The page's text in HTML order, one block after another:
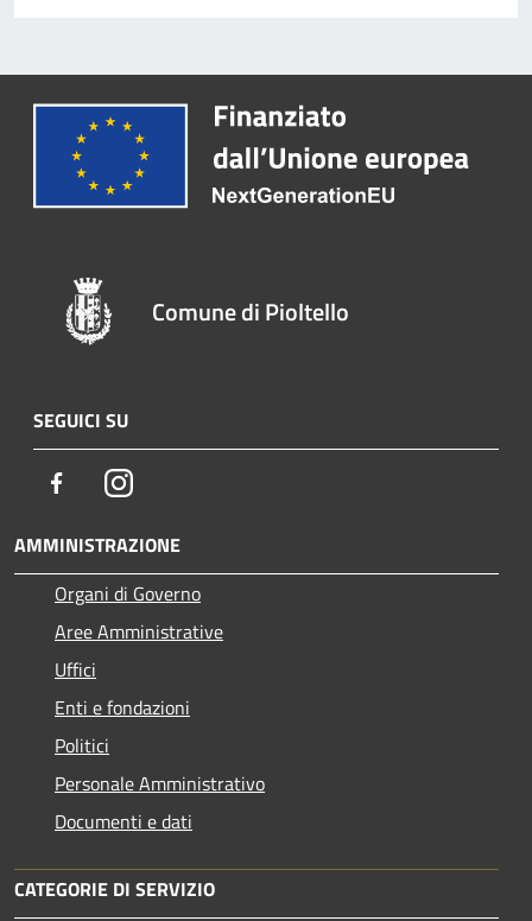
Comune di Pioltello
SEGUICI SU
FacebookInstagram
AMMINISTRAZIONE
Organi di Governo
Aree Amministrative
Uffici
Enti e fondazioni
Politici
Personale Amministrativo
Documenti e dati
CATEGORIE DI SERVIZIO